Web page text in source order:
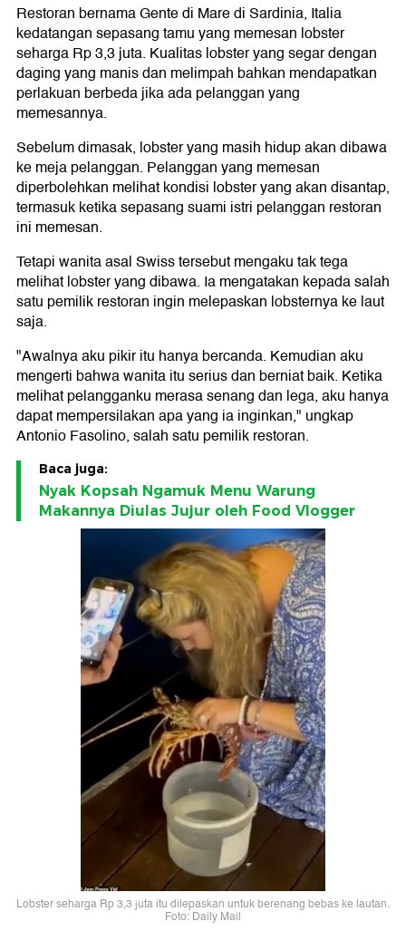
Restoran bernama Gente di Mare di Sardinia, Italia
kedatangan sepasang tamu yang memesan lobster
seharga Rp 3,3 juta. Kualitas lobster yang segar dengan
daging yang manis dan melimpah bahkan mendapatkan
perlakuan berbeda jika ada pelanggan yang
memesannya.
Sebelum dimasak, lobster yang masih hidup akan dibawa
ke meja pelanggan. Pelanggan yang memesan
diperbolehkan melihat kondisi lobster yang akan disantap,
termasuk ketika sepasang suami istri pelanggan restoran
ini memesan.
Tetapi wanita asal Swiss tersebut mengaku tak tega
melihat lobster yang dibawa. Ia mengatakan kepada salah
satu pemilik restoran ingin melepaskan lobsternya ke laut
saja.
"Awalnya aku pikir itu hanya bercanda. Kemudian aku
mengerti bahwa wanita itu serius dan berniat baik. Ketika
melihat pelangganku merasa senang dan lega, aku hanya
dapat mempersilakan apa yang ia inginkan," ungkap
Antonio Fasolino, salah satu pemilik restoran.
Baca juga:
Nyak Kopsah Ngamuk Menu Warung
Makannya Diulas Jujur oleh Food Vlogger
Lobster seharga Rp 3,3 juta itu dilepaskan untuk berenang bebas ke lautan.
Foto: Daily Mail